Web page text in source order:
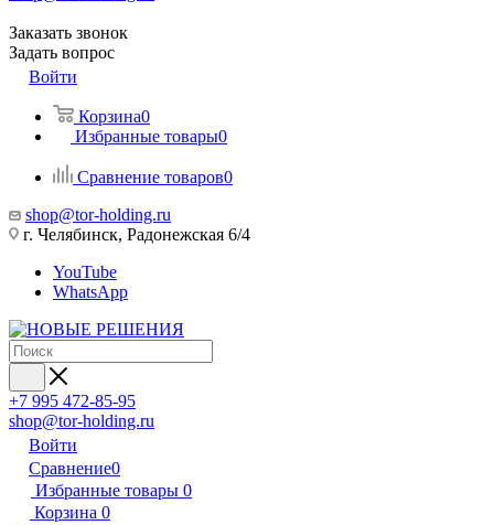
Заказать звонок
Задать вопрос
Войти
Корзина0
Избранные товары0
Сравнение товаров0
shop@tor-holding.ru
г. Челябинск, Радонежская 6/4
YouTube
WhatsApp
+7 995 472-85-95
shop@tor-holding.ru
Войти
Сравнение0
Избранные товары 0
Корзина 0